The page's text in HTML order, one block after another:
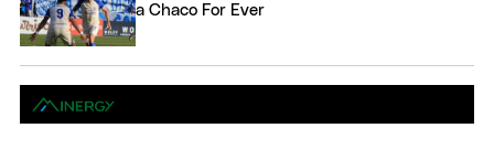
a Chaco For Ever